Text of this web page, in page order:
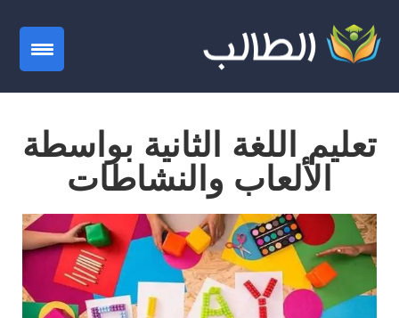
تعليم اللغة الثانية بواسطة
الألعاب والنشاطات